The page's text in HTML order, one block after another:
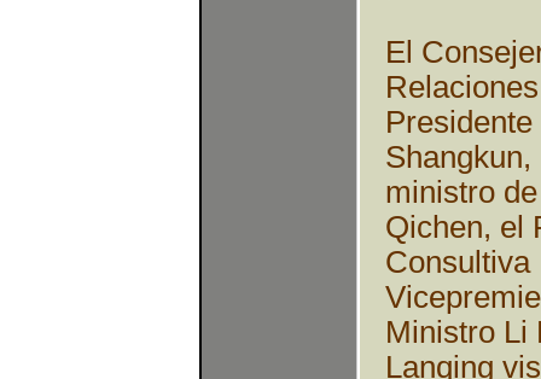
El
ministro
Qichen, el
Consultiva
Ministro Li
Lanqing